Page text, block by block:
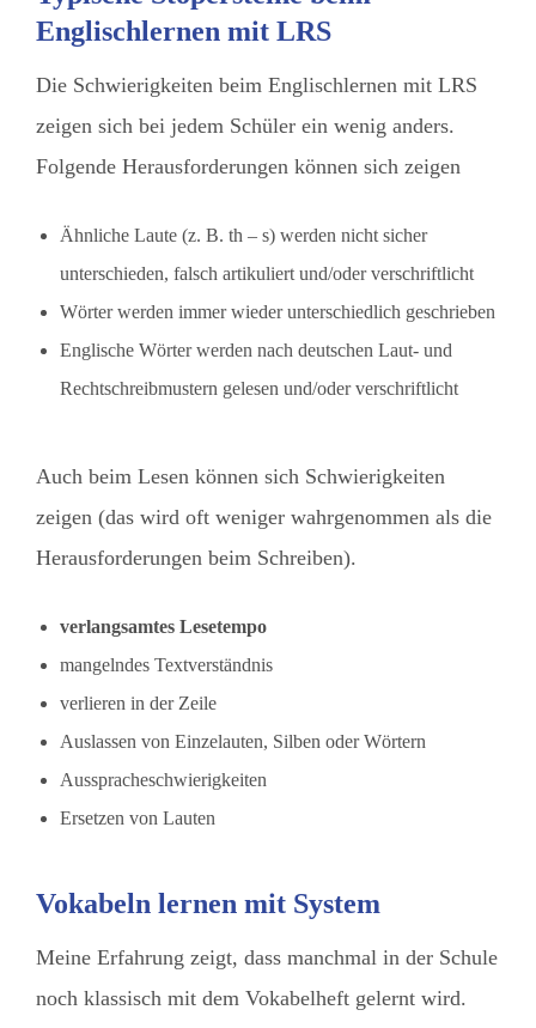
Englischlernen mit LRS
Die Schwierigkeiten beim Englischlernen mit LRS
zeigen sich bei jedem Schüler ein wenig anders.
Folgende Herausforderungen können sich zeigen
Ähnliche Laute (z. B. th – s) werden nicht sicher
unterschieden, falsch artikuliert und/oder verschriftlicht
Wörter werden immer wieder unterschiedlich geschrieben
Englische Wörter werden nach deutschen Laut- und
Rechtschreibmustern gelesen und/oder verschriftlicht
Auch beim Lesen können sich Schwierigkeiten
zeigen (das wird oft weniger wahrgenommen als die
Herausforderungen beim Schreiben).
verlangsamtes Lesetempo
mangelndes Textverständnis
verlieren in der Zeile
Auslassen von Einzelauten, Silben oder Wörtern
Ausspracheschwierigkeiten
Ersetzen von Lauten
Vokabeln lernen mit System
Meine Erfahrung zeigt, dass manchmal in der Schule
noch klassisch mit dem Vokabelheft gelernt wird.